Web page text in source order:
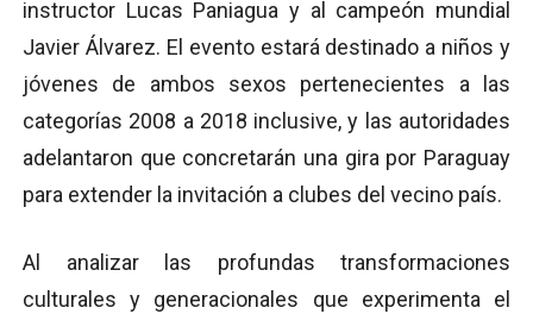
instructor Lucas Paniagua y al campeón mundial
Javier Álvarez. El evento estará destinado a niños y
jóvenes de ambos sexos pertenecientes a las
categorías 2008 a 2018 inclusive, y las autoridades
adelantaron que concretarán una gira por Paraguay
para extender la invitación a clubes del vecino país.
Al analizar las profundas transformaciones
culturales y generacionales que experimenta el